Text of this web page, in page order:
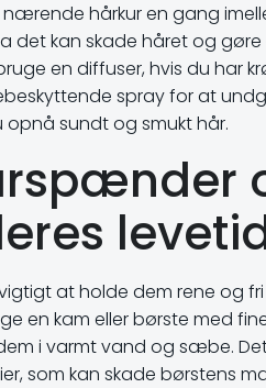
hårkur en gang
kan skade håret og gøre
en diffuser, hvis du har
spray for at
sundt og smukt hår.
at holde dem rene og
en kam eller børste med
i varmt vand og sæbe.
som kan skade børstens